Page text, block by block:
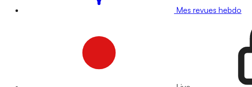
Mes revues hebdo